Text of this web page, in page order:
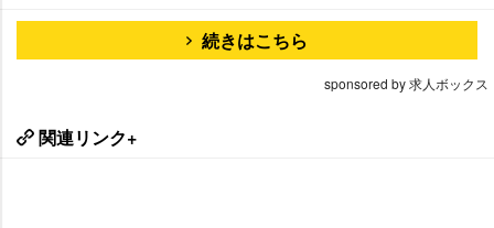
続きはこちら
sponsored by 求人ボックス
関連リンク+